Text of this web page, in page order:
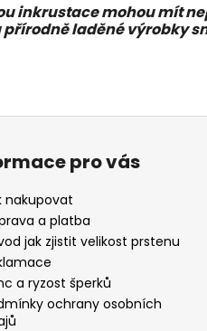
inkrustace mohou mít
laděné výrobky
pro vás
nakupovat
a platba
jak zjistit velikost prstenu
a ryzost šperků
ochrany osobních